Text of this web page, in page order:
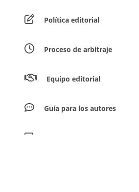
Política editorial
Proceso de arbitraje
Equipo editorial
Guía para los autores